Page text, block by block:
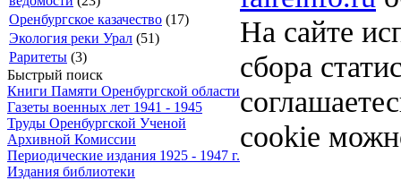
Оренбургское казачество (17)
Экология реки Урал (51)
Раритеты (3)
Быстрый поиск
Книги Памяти Оренбургской области
Газеты военных лет 1941 - 1945
Труды Оренбургской Ученой
Архивной Комиссии
Периодические издания 1925 - 1947 г.
Издания библиотеки
На сайте
сбора
cookie